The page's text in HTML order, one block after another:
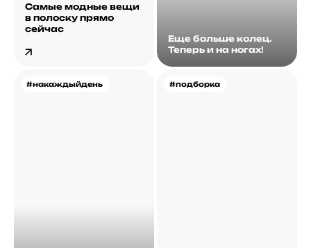
Самые модные вещи
в полоску прямо
сейчас
Еще больше колец.
Теперь и на ногах!
#накаждыйдень #подборка